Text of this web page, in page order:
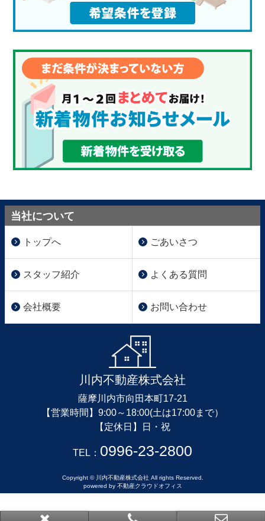
当社について
トップへ ごあいさつ
スタッフ紹介 よくある質問
会社概要 お問い合わせ
川内不動産株式会社
薩摩川内市向田本町17-21
【営業時間】9:00～18:00(土は17:00まで）
【定休日】日・祝
TEL： 0996-23-2800
Copyright © 川内不動産株式会社 All rights Reserved.
powered by 不動産クラウドオフィス